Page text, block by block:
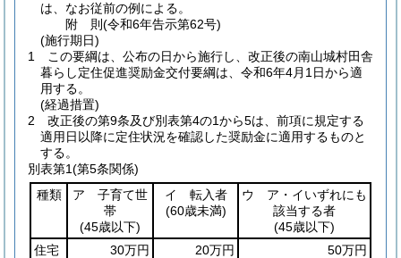
は、なお従前の例による。
附 則(令和6年告示第62号)
(施行期日)
1
この要綱は、公布の日から施行し、改正後の南山城村田舎
暮らし定住促進奨励金交付要綱は、令和6年4月1日から適
用する。
(経過措置)
2
改正後の第9条及び別表第4の1から5は、前項に規定する
適用日以降に定住状況を確認した奨励金に適用するものと
する。
別表第1(第5条関係)
種類
ア 子育て世
帯
(45歳以下)
イ 転入者
(60歳未満)
ウ ア・イいずれにも
該当する者
(45歳以下)
住宅
30万円 20万円 50万円